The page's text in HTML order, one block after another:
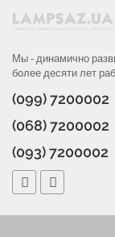
Мы - динамично
более десяти лет
(099) 7200002
(068) 7200002
(093) 7200002